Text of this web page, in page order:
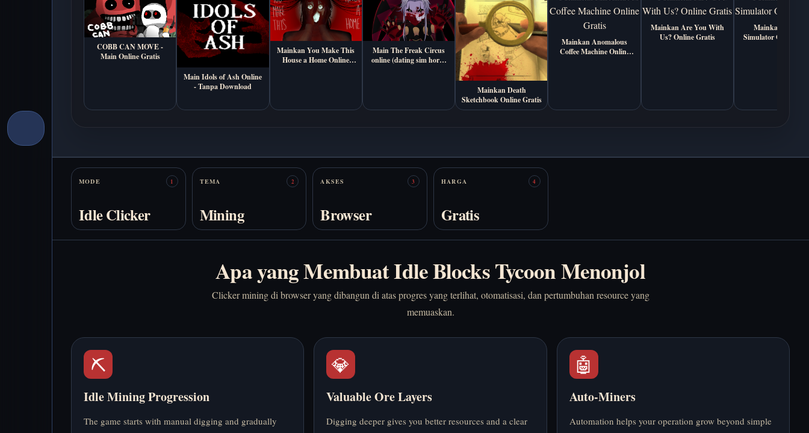
Gratis di Browser
Gratis di Browser
COBB CAN MOVE -
Main Online Gratis
Main Idols of Ash Online
- Tanpa Download
Mainkan You Make This
House a Home Online
Main The Freak Circus
online (dating sim horor
Mainkan Death
Sketchbook Online Gratis
Mainkan Anomalous
Coffee Machine Online
Mainkan Are You With
Us? Online Gratis
Mainkan Autism
Simulator Online
Stats
MODE 1
Idle Clicker
TEMA 2
Mining
AKSES 3
Browser
HARGA 4
Gratis
Apa yang Membuat Idle Blocks Tycoon Menonjol
Clicker mining di browser yang dibangun di atas progres yang terlihat, otomatisasi, dan pertumbuhan resource yang
memuaskan.
⛏️
Idle Mining Progression
The game starts with manual digging and gradually
💎
Valuable Ore Layers
Digging deeper gives you better resources and a clear
🤖
Auto-Miners
Automation helps your operation grow beyond simple